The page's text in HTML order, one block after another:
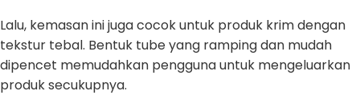
Lalu, kemasan ini juga cocok untuk produk krim dengan
tekstur tebal. Bentuk tube yang ramping dan mudah
dipencet memudahkan pengguna untuk mengeluarkan
produk secukupnya.